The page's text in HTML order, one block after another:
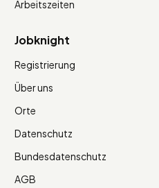
Arbeitszeiten
Jobknight
Registrierung
Über uns
Orte
Datenschutz
Bundesdatenschutz
AGB